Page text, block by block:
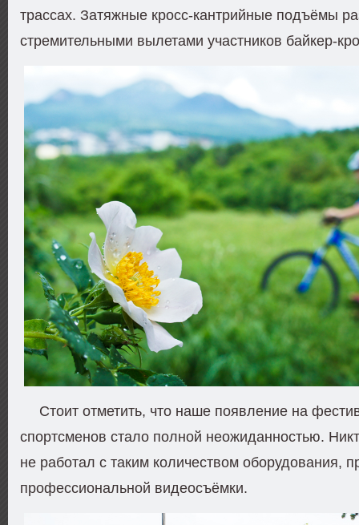
трассах. Затяжные кросс-кантрийные подъёмы
стремительными вылетами участников байкер-
Стоит отметить, что наше появление на
спортсменов стало полной неожиданностью.
не работал с таким количеством оборудования,
профессиональной видеосъёмки.